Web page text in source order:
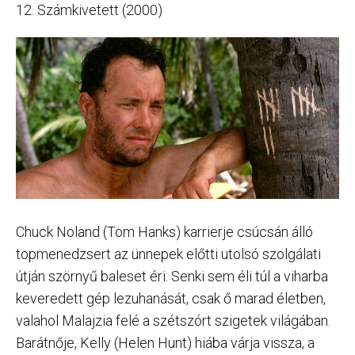
12. Számkivetett (2000)
Chuck Noland (Tom Hanks) karrierje csúcsán álló
topmenedzsert az ünnepek előtti utolsó szolgálati
útján szörnyű baleset éri. Senki sem éli túl a viharba
keveredett gép lezuhanását, csak ő marad életben,
valahol Malajzia felé a szétszórt szigetek világában.
Barátnője, Kelly (Helen Hunt) hiába várja vissza, a